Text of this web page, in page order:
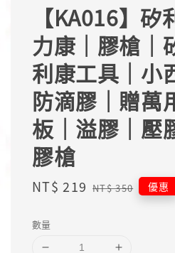
【KA016】
力康｜膠槍｜
利康工具｜小
防滴膠｜贈萬
板｜溢膠｜壓
膠槍
Sale
NT$ 219 Regular
NT$ 350 優惠
數量